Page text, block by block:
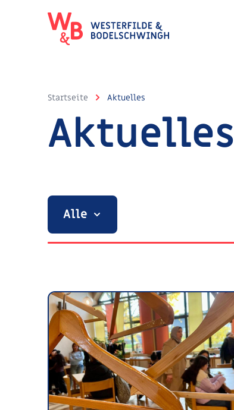
Startseite Aktuelles
Aktuelles
Alle